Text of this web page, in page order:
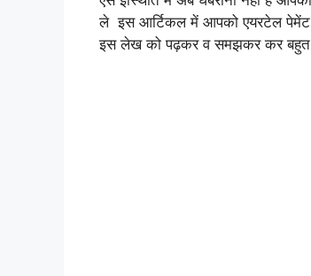
ले इस आर्टिकल में आपको एयरटेल पेमेंट
इस लेख को पढ़कर व समझकर कर बहुत